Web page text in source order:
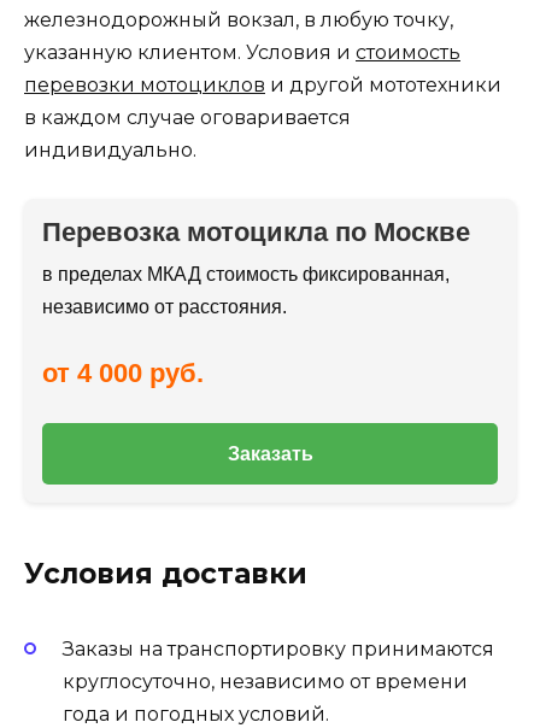
железнодорожный вокзал, в любую точку,
указанную клиентом. Условия и стоимость
перевозки мотоциклов и другой мототехники
в каждом случае оговаривается
индивидуально.
Перевозка мотоцикла по Москве
в пределах МКАД стоимость фиксированная,
независимо от расстояния.
от 4 000 руб.
Заказать
Условия доставки
Заказы на транспортировку принимаются
круглосуточно, независимо от времени
года и погодных условий.